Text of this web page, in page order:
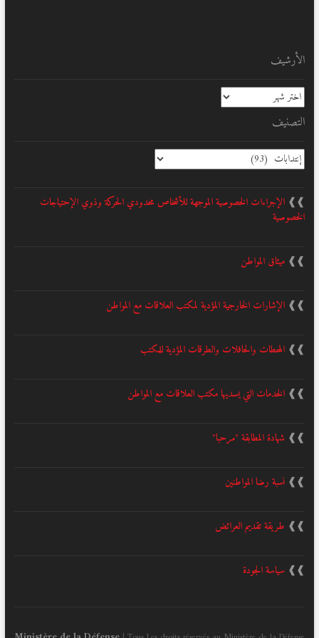
الأرشيف
الأرشيف
التصنيف
التصنيف
❱❱ الإجراءات الخصوصية الموجهة للأشخاص محدودي الحركة وذوي الإحتياجات
الخصوصية
❱❱ ميثاق المواطن
❱❱ الإشارات الخارجية المؤدية لمكتب العلاقات مع المواطن
❱❱ المحطات والحافلات والطرقات المؤدية للمكتب
❱❱ الخدمات التي يسديها مكتب العلاقات مع المواطن
❱❱ شهادة المطابقة "مرحبا"
❱❱ نسبة رضا المواطنين
❱❱ طريقة تقديم العرائض
❱❱ سياسة الجودة